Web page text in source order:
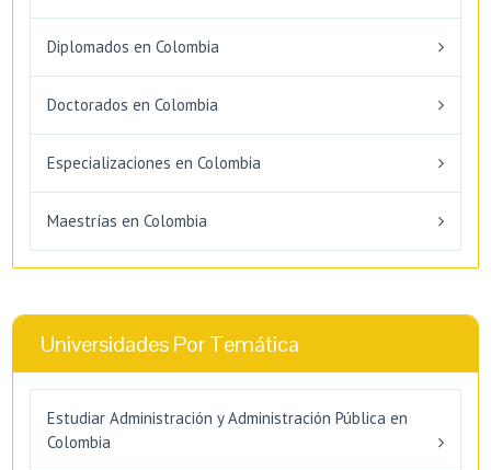
Diplomados en Colombia
Doctorados en Colombia
Especializaciones en Colombia
Maestrías en Colombia
Universidades Por Temática
Estudiar Administración y Administración Pública en
Colombia